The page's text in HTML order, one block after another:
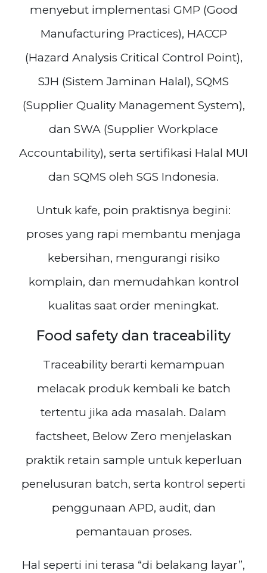
menyebut implementasi GMP (Good
Manufacturing Practices), HACCP
(Hazard Analysis Critical Control Point),
SJH (Sistem Jaminan Halal), SQMS
(Supplier Quality Management System),
dan SWA (Supplier Workplace
Accountability), serta sertifikasi Halal MUI
dan SQMS oleh SGS Indonesia.
Untuk kafe, poin praktisnya begini:
proses yang rapi membantu menjaga
kebersihan, mengurangi risiko
komplain, dan memudahkan kontrol
kualitas saat order meningkat.
Food safety dan traceability
Traceability berarti kemampuan
melacak produk kembali ke batch
tertentu jika ada masalah. Dalam
factsheet, Below Zero menjelaskan
praktik retain sample untuk keperluan
penelusuran batch, serta kontrol seperti
penggunaan APD, audit, dan
pemantauan proses.
Hal seperti ini terasa “di belakang layar”,